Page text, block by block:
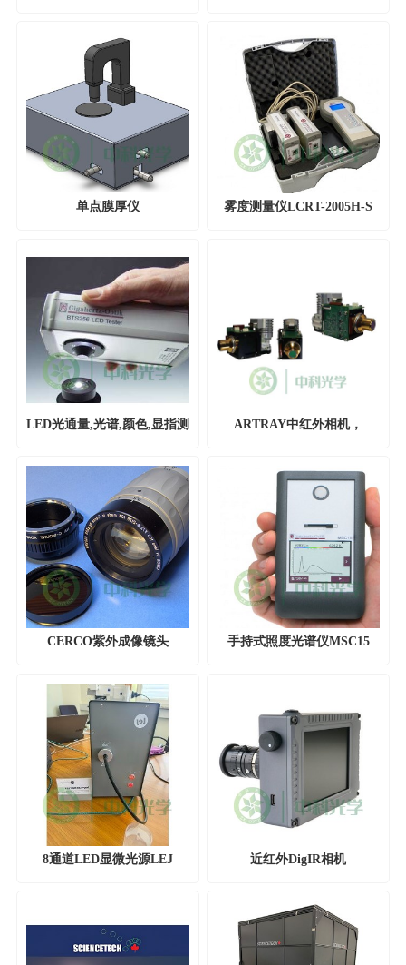
单点膜厚仪 雾度测量仪LCRT-2005H-S
LED光通量,光谱,颜色,显指测
ARTRAY中红外相机，
CERCO紫外成像镜头 手持式照度光谱仪MSC15
8通道LED显微光源LEJ 近红外DigIR相机